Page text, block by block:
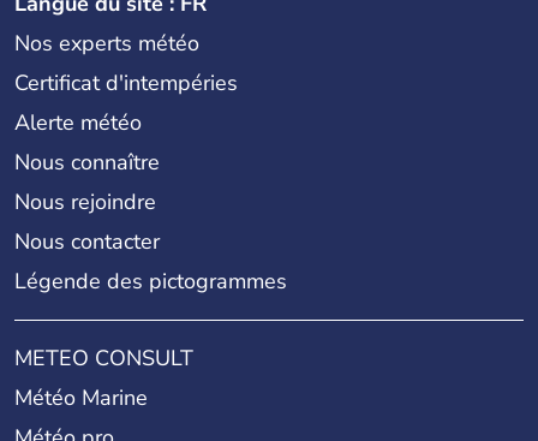
Nos experts météo
Certificat d'intempéries
Alerte météo
Nous connaître
Nous rejoindre
Nous contacter
Légende des pictogrammes
METEO CONSULT
Météo Marine